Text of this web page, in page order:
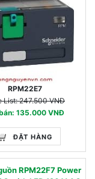
RPM22E7
List: 247.500 VNĐ
135.000 VNĐ
ĐẶT HÀNG
RPM22F7 Power